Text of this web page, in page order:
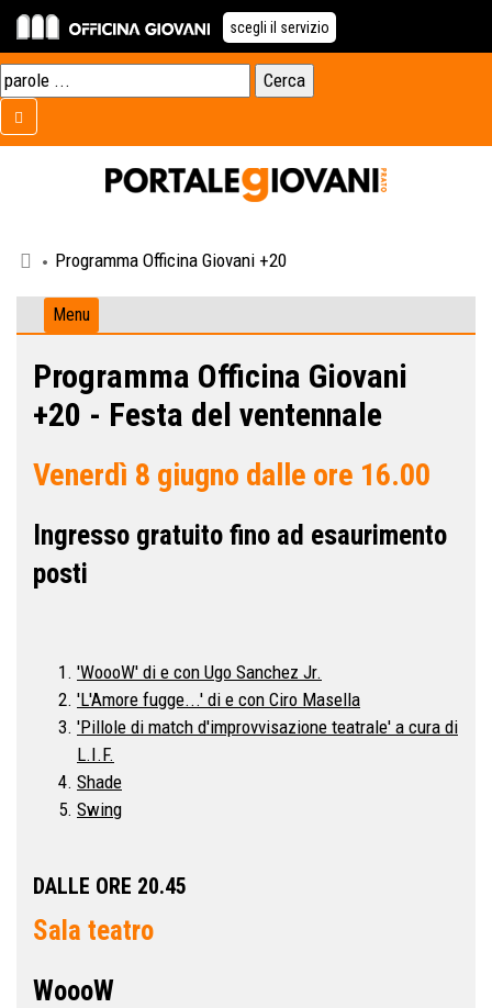
scegli il servizio
Programma Officina Giovani +20
Menu
Programma Officina Giovani
+20 - Festa del ventennale
Venerdì 8 giugno dalle ore 16.00
Ingresso gratuito fino ad esaurimento
posti
'WoooW' di e con Ugo Sanchez Jr.
'L'Amore fugge...' di e con Ciro Masella
'Pillole di match d'improvvisazione teatrale' a cura di
L.I.F.
Shade
Swing
DALLE ORE 20.45
Sala teatro
WoooW